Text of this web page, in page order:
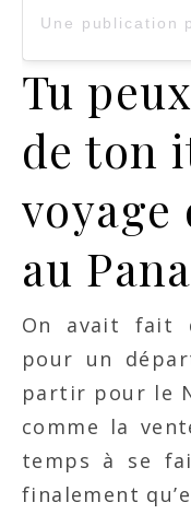
Tu
de ton
voyage
au
On avait fait
pour un
partir pour le
comme la
temps à se
finalement